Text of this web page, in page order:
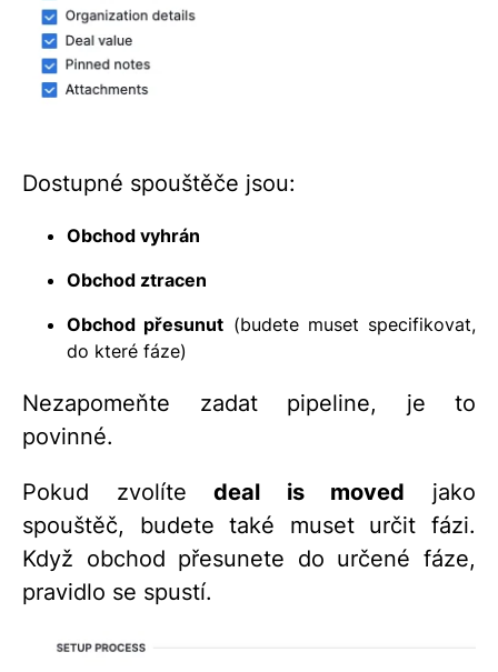
Dostupné spouštěče jsou:
Obchod vyhrán
Obchod ztracen
Obchod přesunut (budete muset specifikovat,
do které fáze)
Nezapomeňte zadat pipeline, je to
povinné.
Pokud zvolítedeal is moved jako
spouštěč, budete také muset určit fázi.
Když obchod přesunete do určené fáze,
pravidlo se spustí.